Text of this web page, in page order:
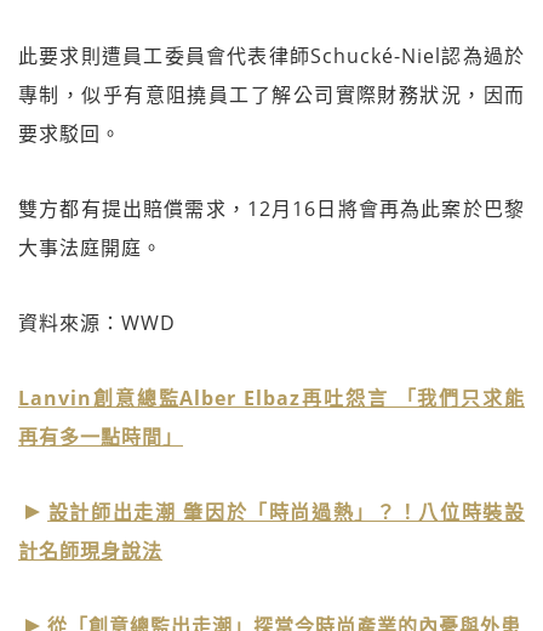
此要求則遭員工委員會代表律師Schucké-Niel認為過於
專制，似乎有意阻撓員工了解公司實際財務狀況，因而
要求駁回。
雙方都有提出賠償需求，12月16日將會再為此案於巴黎
大事法庭開庭。
資料來源：WWD
Lanvin創意總監Alber Elbaz再吐怨言 「我們只求能
再有多一點時間」
設計師出走潮 肇因於「時尚過熱」？！八位時裝設
計名師現身說法